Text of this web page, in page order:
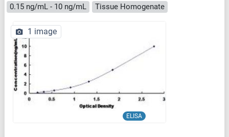
0.15 ng/mL - 10 ng/mL
Tissue Homogenate
ELISA
1 image